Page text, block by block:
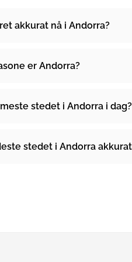
akkurat nå i Andorra?
er Andorra?
stedet i Andorra i dag?
stedet i Andorra